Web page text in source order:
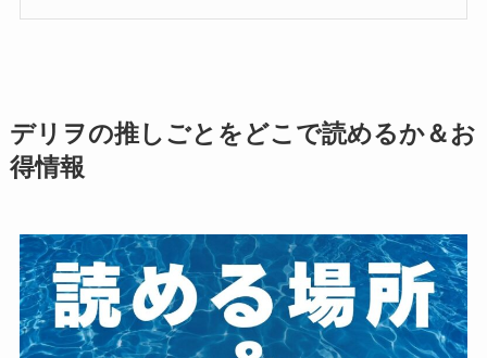
デリヲの推しごとをどこで読めるか＆お
得情報